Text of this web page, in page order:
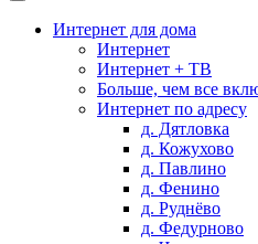
Интернет для дома
Интернет
Интернет + ТВ
Больше, чем все
Интернет по адресу
д. Дятловка
д. Кожухово
д. Павлино
д. Фенино
д. Руднёво
д. Федурново